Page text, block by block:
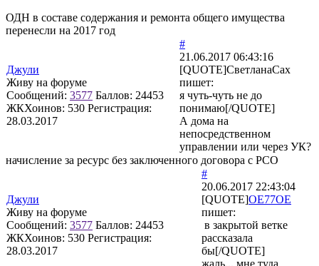
ОДН в составе содержания и ремонта общего имущества
перенесли на 2017 год
Джули
Живу на форуме
Сообщений: 3577 Баллов: 24453
ЖКХоинов: 530 Регистрация:
28.03.2017
#
21.06.2017 06:43:16
[QUOTE]СветланаСах
пишет:
я чуть-чуть не до
понимаю[/QUOTE]
А дома на
непосредственном
управлении или через УК?
начисление за ресурс без заключенного договора с РСО
Джули
Живу на форуме
Сообщений: 3577 Баллов: 24453
ЖКХоинов: 530 Регистрация:
28.03.2017
#
20.06.2017 22:43:04
[QUOTE]OE77OE
пишет:
в закрытой ветке
рассказала
бы[/QUOTE]
жаль... мне туда